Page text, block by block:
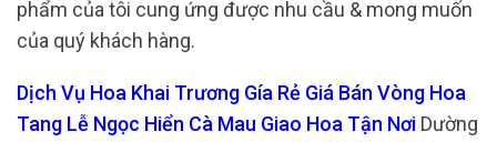
phẩm của tôi cung ứng được nhu cầu & mong muốn
của quý khách hàng.
Dịch Vụ Hoa Khai Trương Gía Rẻ Giá Bán Vòng Hoa
Tang Lễ Ngọc Hiển Cà Mau Giao Hoa Tận Nơi Dường